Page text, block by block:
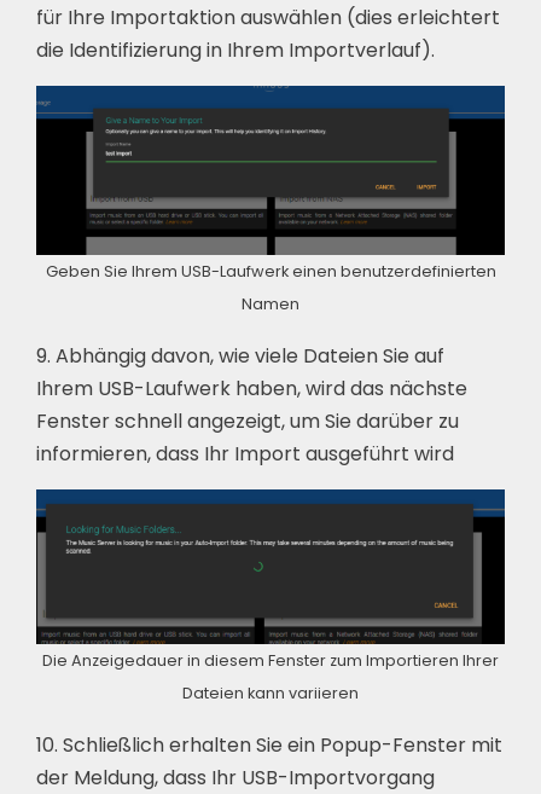
für Ihre Importaktion auswählen (dies erleichtert
die Identifizierung in Ihrem Importverlauf).
Geben Sie Ihrem USB-Laufwerk einen benutzerdefinierten
Namen
9. Abhängig davon, wie viele Dateien Sie auf
Ihrem USB-Laufwerk haben, wird das nächste
Fenster schnell angezeigt, um Sie darüber zu
informieren, dass Ihr Import ausgeführt wird
Die Anzeigedauer in diesem Fenster zum Importieren Ihrer
Dateien kann variieren
10. Schließlich erhalten Sie ein Popup-Fenster mit
der Meldung, dass Ihr USB-Importvorgang